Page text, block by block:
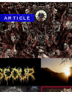
ARTICLE